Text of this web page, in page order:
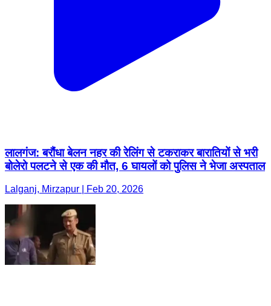
लालगंज: बरौंधा बेलन नहर की रेलिंग से टकराकर बारातियों से भरी
बोलेरो पलटने से एक की मौत, 6 घायलों को पुलिस ने भेजा अस्पताल
Lalganj, Mirzapur | Feb 20, 2026